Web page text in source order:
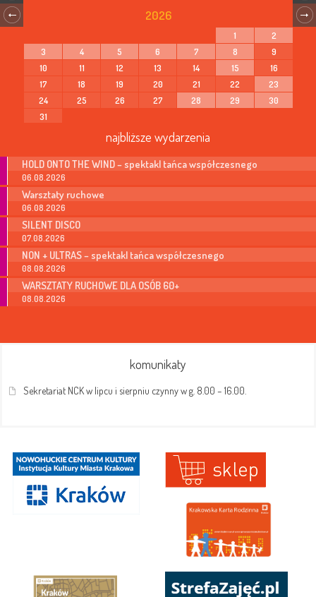
2026
1
2
3
4 5 6 7 8
9
10
11 12 13 14 15
16
17
18 19 20 21 22
23
24
25 26 27 28 29
30
31
najbliższe wydarzenia
HOLD ONTO THE WIND – spektakl tańca współczesnego
06.08.2026
Warsztaty ruchowe
06.08.2026
SILENT DISCO
07.08.2026
NON + ULTRAS – spektakl tańca współczesnego
08.08.2026
WARSZTATY RUCHOWE DLA OSÓB 60+
08.08.2026
komunikaty
Sekretariat NCK w lipcu i sierpniu czynny w g. 8.00 – 16.00.